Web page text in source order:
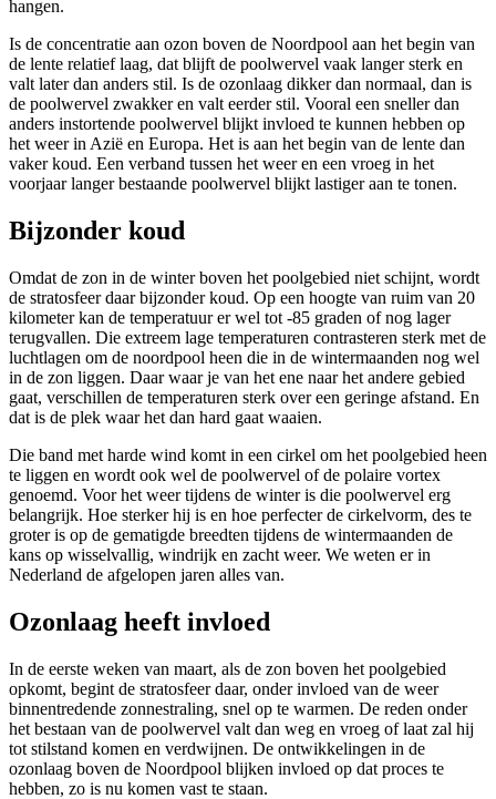
hangen.
Is de concentratie aan ozon boven de Noordpool aan het begin van
de lente relatief laag, dat blijft de poolwervel vaak langer sterk en
valt later dan anders stil. Is de ozonlaag dikker dan normaal, dan is
de poolwervel zwakker en valt eerder stil. Vooral een sneller dan
anders instortende poolwervel blijkt invloed te kunnen hebben op
het weer in Azië en Europa. Het is aan het begin van de lente dan
vaker koud. Een verband tussen het weer en een vroeg in het
voorjaar langer bestaande poolwervel blijkt lastiger aan te tonen.
Bijzonder koud
Omdat de zon in de winter boven het poolgebied niet schijnt, wordt
de stratosfeer daar bijzonder koud. Op een hoogte van ruim van 20
kilometer kan de temperatuur er wel tot -85 graden of nog lager
terugvallen. Die extreem lage temperaturen contrasteren sterk met de
luchtlagen om de noordpool heen die in de wintermaanden nog wel
in de zon liggen. Daar waar je van het ene naar het andere gebied
gaat, verschillen de temperaturen sterk over een geringe afstand. En
dat is de plek waar het dan hard gaat waaien.
Die band met harde wind komt in een cirkel om het poolgebied heen
te liggen en wordt ook wel de poolwervel of de polaire vortex
genoemd. Voor het weer tijdens de winter is die poolwervel erg
belangrijk. Hoe sterker hij is en hoe perfecter de cirkelvorm, des te
groter is op de gematigde breedten tijdens de wintermaanden de
kans op wisselvallig, windrijk en zacht weer. We weten er in
Nederland de afgelopen jaren alles van.
Ozonlaag heeft invloed
In de eerste weken van maart, als de zon boven het poolgebied
opkomt, begint de stratosfeer daar, onder invloed van de weer
binnentredende zonnestraling, snel op te warmen. De reden onder
het bestaan van de poolwervel valt dan weg en vroeg of laat zal hij
tot stilstand komen en verdwijnen. De ontwikkelingen in de
ozonlaag boven de Noordpool blijken invloed op dat proces te
hebben, zo is nu komen vast te staan.